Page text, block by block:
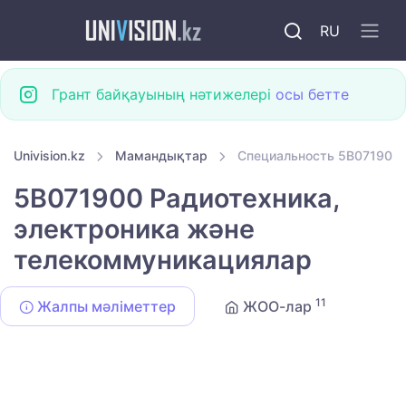
RU
Грант байқауының нәтижелері осы бетте
Univision.kz Мамандықтар Специальность
5B071900 Радиотехника,
электроника және
телекоммуникациялар
Жалпы мәліметтер ЖОО-лар 11